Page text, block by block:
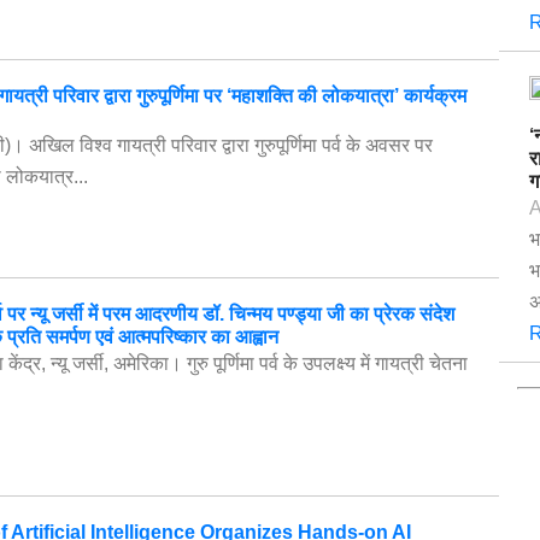
परिवार द्वारा गुरुपूर्णिमा पर ‘महाशक्ति की लोकयात्रा’ कार्यक्रम
अखिल विश्व गायत्री परिवार द्वारा गुरुपूर्णिमा पर्व के अवसर पर
लोकयात्र...
पर न्यू जर्सी में परम आदरणीय डॉ. चिन्मय पण्ड्या जी का प्रेरक संदेश
समर्पण एवं आत्मपरिष्कार का आह्वान
केंद्र, न्यू जर्सी, अमेरिका। गुरु पूर्णिमा पर्व के उपलक्ष्य में गायत्री चेतना
Artificial Intelligence Organizes Hands-on AI